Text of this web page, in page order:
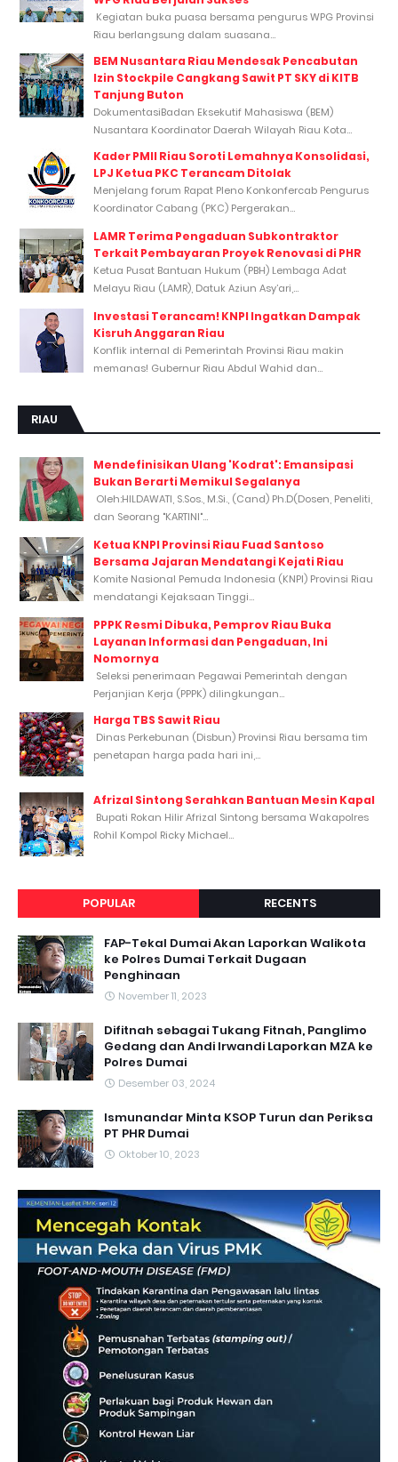
Kegiatan buka puasa bersama pengurus WPG Provinsi
Riau berlangsung dalam suasana...
BEM Nusantara Riau Mendesak Pencabutan
Izin Stockpile Cangkang Sawit PT SKY di KITB
Tanjung Buton
DokumentasiBadan Eksekutif Mahasiswa (BEM)
Nusantara Koordinator Daerah Wilayah Riau Kota...
Kader PMII Riau Soroti Lemahnya Konsolidasi,
LPJ Ketua PKC Terancam Ditolak
Menjelang forum Rapat Pleno Konkonfercab Pengurus
Koordinator Cabang (PKC) Pergerakan...
LAMR Terima Pengaduan Subkontraktor
Terkait Pembayaran Proyek Renovasi di PHR
Ketua Pusat Bantuan Hukum (PBH) Lembaga Adat
Melayu Riau (LAMR), Datuk Aziun Asy’ari,...
Investasi Terancam! KNPI Ingatkan Dampak
Kisruh Anggaran Riau
Konflik internal di Pemerintah Provinsi Riau makin
memanas! Gubernur Riau Abdul Wahid dan...
RIAU
Mendefinisikan Ulang 'Kodrat': Emansipasi
Bukan Berarti Memikul Segalanya
Oleh:HILDAWATI, S.Sos., M.Si., (Cand) Ph.D(Dosen, Peneliti,
dan Seorang "KARTINI"...
Ketua KNPI Provinsi Riau Fuad Santoso
Bersama Jajaran Mendatangi Kejati Riau
Komite Nasional Pemuda Indonesia (KNPI) Provinsi Riau
mendatangi Kejaksaan Tinggi...
PPPK Resmi Dibuka, Pemprov Riau Buka
Layanan Informasi dan Pengaduan, Ini
Nomornya
Seleksi penerimaan Pegawai Pemerintah dengan
Perjanjian Kerja (PPPK) dilingkungan...
Harga TBS Sawit Riau
Dinas Perkebunan (Disbun) Provinsi Riau bersama tim
penetapan harga pada hari ini,...
Afrizal Sintong Serahkan Bantuan Mesin Kapal
Bupati Rokan Hilir Afrizal Sintong bersama Wakapolres
Rohil Kompol Ricky Michael...
POPULAR RECENTS
FAP-Tekal Dumai Akan Laporkan Walikota
ke Polres Dumai Terkait Dugaan
Penghinaan
November 11, 2023
Difitnah sebagai Tukang Fitnah, Panglimo
Gedang dan Andi Irwandi Laporkan MZA ke
Polres Dumai
Desember 03, 2024
Ismunandar Minta KSOP Turun dan Periksa
PT PHR Dumai
Oktober 10, 2023